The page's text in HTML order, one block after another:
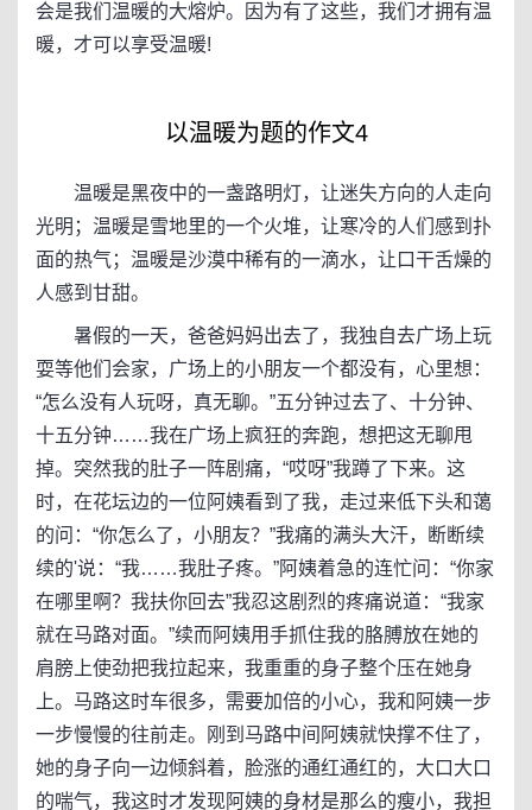
会是我们温暖的大熔炉。因为有了这些，我们才拥有温
暖，才可以享受温暖!
以温暖为题的作文4
温暖是黑夜中的一盏路明灯，让迷失方向的人走向
光明；温暖是雪地里的一个火堆，让寒冷的人们感到扑
面的热气；温暖是沙漠中稀有的一滴水，让口干舌燥的
人感到甘甜。
暑假的一天，爸爸妈妈出去了，我独自去广场上玩
耍等他们会家，广场上的小朋友一个都没有，心里想：
“怎么没有人玩呀，真无聊。”五分钟过去了、十分钟、
十五分钟……我在广场上疯狂的奔跑，想把这无聊甩
掉。突然我的肚子一阵剧痛，“哎呀”我蹲了下来。这
时，在花坛边的一位阿姨看到了我，走过来低下头和蔼
的问：“你怎么了，小朋友？”我痛的满头大汗，断断续
续的'说：“我……我肚子疼。”阿姨着急的连忙问：“你家
在哪里啊？我扶你回去”我忍这剧烈的疼痛说道：“我家
就在马路对面。”续而阿姨用手抓住我的胳膊放在她的
肩膀上使劲把我拉起来，我重重的身子整个压在她身
上。马路这时车很多，需要加倍的小心，我和阿姨一步
一步慢慢的往前走。刚到马路中间阿姨就快撑不住了，
她的身子向一边倾斜着，脸涨的通红通红的，大口大口
的喘气，我这时才发现阿姨的身材是那么的瘦小，我担